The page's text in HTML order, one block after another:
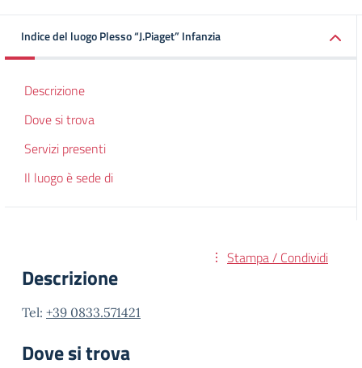
Indice del luogo Plesso “J.Piaget” Infanzia
Descrizione
Dove si trova
Servizi presenti
Il luogo è sede di
Stampa / Condividi
Descrizione
Tel: +39 0833.571421
Dove si trova